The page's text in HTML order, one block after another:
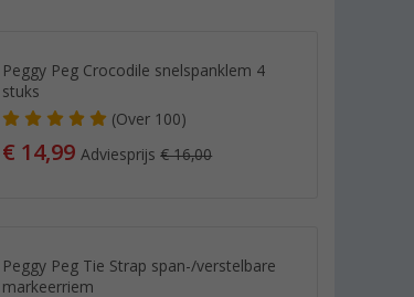
Peggy Peg Crocodile snelspanklem 4
stuks
(Over 100)
€ 14,99Adviesprijs€ 16,00
Peggy Peg Tie Strap span-/verstelbare
markeerriem
6, 99€
Adviesprijs 8,99 €
(€ 6,99 / 1 m)